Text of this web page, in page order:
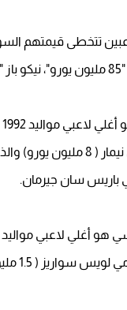
باريس سان جيرمان.
( 1.5 مليون يورو ).